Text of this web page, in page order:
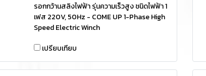
รอกกว้านสลิงไฟฟ้า รุ่นความเร็วสูง ชนิดไฟฟ้า 1
เฟส 220V, 50Hz - COME UP 1-Phase High
Speed Electric Winch
เปรียบเทียบ